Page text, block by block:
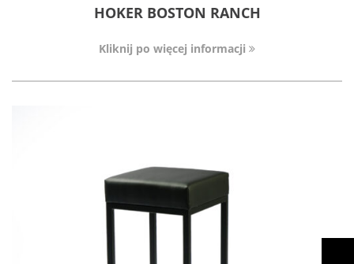
HOKER BOSTON RANCH
Kliknij po więcej informacji